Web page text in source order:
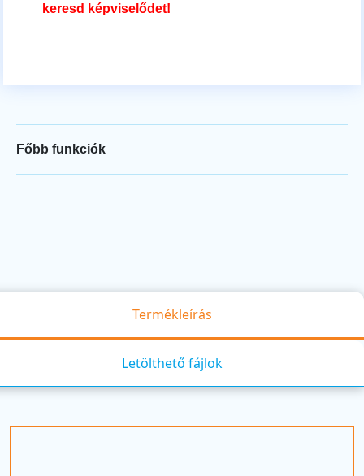
keresd képviselődet!
Főbb funkciók
Termékleírás
Letölthető fájlok